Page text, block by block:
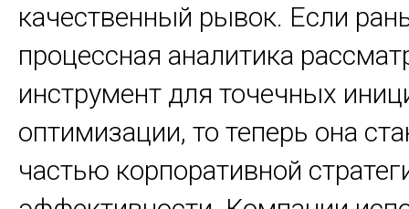
качественный рывок. Если
процессная аналитика
инструмент для точечных
оптимизации, то теперь она
частью корпоративной